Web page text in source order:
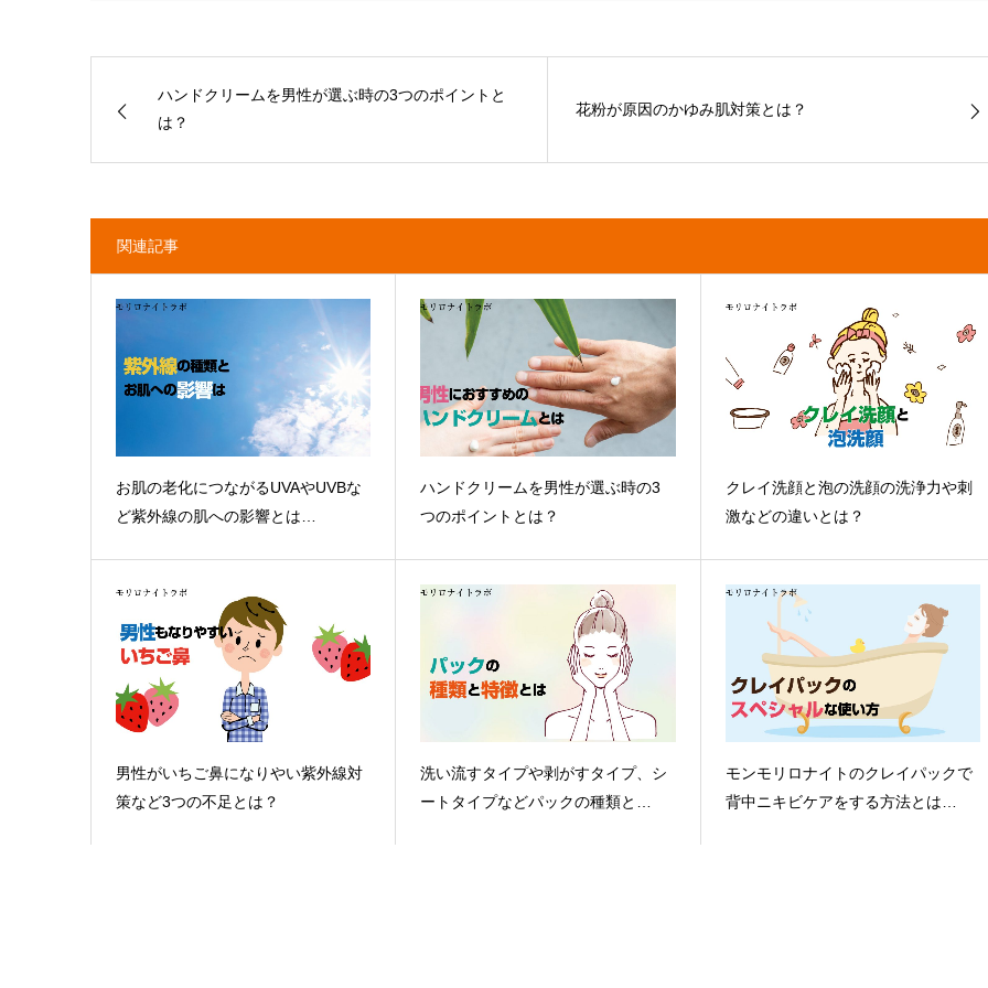
ハンドクリームを男性が選ぶ時の3つのポイントと
は？
花粉が原因のかゆみ肌対策とは？
関連記事
お肌の老化につながるUVAやUVBな
ど紫外線の肌への影響とは…
ハンドクリームを男性が選ぶ時の3
つのポイントとは？
クレイ洗顔と泡の洗顔の洗浄力や刺
激などの違いとは？
男性がいちご鼻になりやい紫外線対
策など3つの不足とは？
洗い流すタイプや剥がすタイプ、シ
ートタイプなどパックの種類と…
モンモリロナイトのクレイパックで
背中ニキビケアをする方法とは…